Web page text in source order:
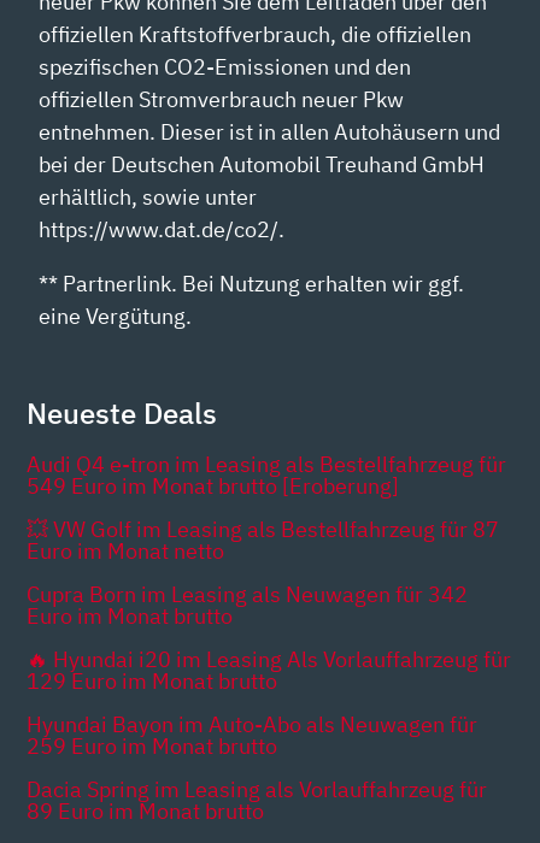
offiziellen Kraftstoffverbrauch, die offiziellen
spezifischen CO2-Emissionen und den
offiziellen Stromverbrauch neuer Pkw
entnehmen. Dieser ist in allen Autohäusern und
bei der Deutschen Automobil Treuhand GmbH
erhältlich, sowie unter
https://www.dat.de/co2/.
** Partnerlink. Bei Nutzung erhalten wir ggf.
eine Vergütung.
Neueste Deals
Audi Q4 e-tron im Leasing als Bestellfahrzeug für
549 Euro im Monat brutto [Eroberung]
💥 VW Golf im Leasing als Bestellfahrzeug für 87
Euro im Monat netto
Cupra Born im Leasing als Neuwagen für 342
Euro im Monat brutto
🔥 Hyundai i20 im Leasing Als Vorlauffahrzeug für
129 Euro im Monat brutto
Hyundai Bayon im Auto-Abo als Neuwagen für
259 Euro im Monat brutto
Dacia Spring im Leasing als Vorlauffahrzeug für
89 Euro im Monat brutto